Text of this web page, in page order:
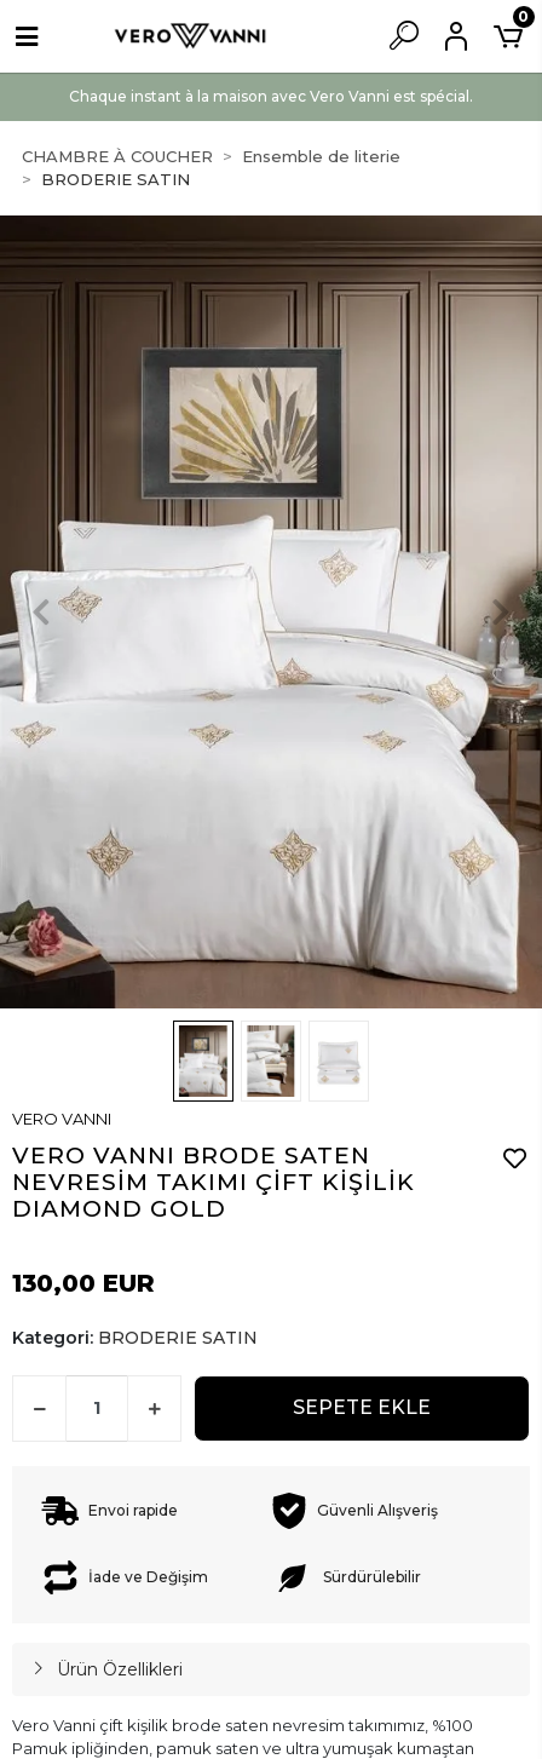
Chaque instant à la maison avec Vero Vanni est spécial.
0
CHAMBRE À COUCHER
Ensemble de literie
BRODERIE SATIN
VERO VANNI
VERO VANNI BRODE SATEN
NEVRESİM TAKIMI ÇİFT KİŞİLİK
DIAMOND GOLD
130,00 EUR
Kategori: BRODERIE SATIN
SEPETE EKLE
Envoi rapide Güvenli Alışveriş
İade ve Değişim Sürdürülebilir
Ürün Özellikleri
Vero Vanni çift kişilik brode saten nevresim takımımız, %100
Pamuk ipliğinden, pamuk saten ve ultra yumuşak kumaştan